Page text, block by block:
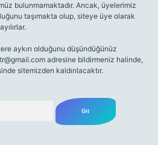
bulunmamaktadır. Ancak, üyelerimiz
taşımakta olup, siteye üye olarak
aykırı olduğunu düşündüğünüz
adresine bildirmeniz halinde,
sitemizden kaldırılacaktır.